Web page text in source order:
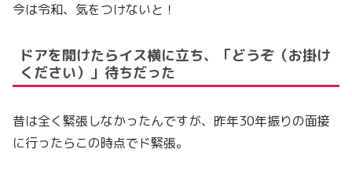
今は令和、気をつけないと！
ドアを開けたらイス横に立ち、「どうぞ（お掛け
ください）」待ちだった
昔は全く緊張しなかったんですが、昨年30年振りの面接
に行ったらこの時点でド緊張。